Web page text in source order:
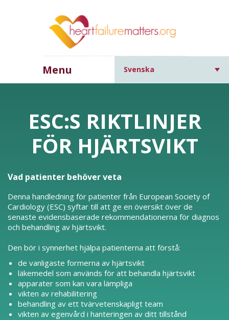
Menu Svenska
ESC:S RIKTLINJER
FÖR HJÄRTSVIKT
Vad patienter behöver veta
Denna handledning för patienter från European Society of
Cardiology (ESC) syftar till att ge en översikt över de
senaste evidensbaserade rekommendationerna för diagnos
och behandling av hjärtsvikt.
Den bör i synnerhet hjälpa patienterna att förstå:
de vanligaste formerna av hjärtsvikt
läkemedel som används för att behandla hjärtsvikt
apparater som kan vara lämpliga
vikten av rehabilitering
behandling av ett tvärvetenskapligt team
vikten av egenvård i hanteringen av ditt tillstånd